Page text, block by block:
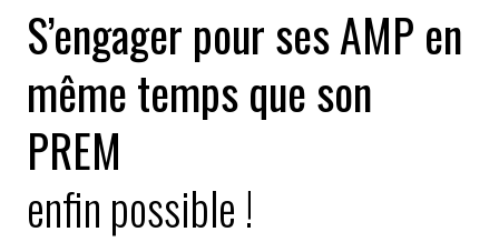
S’engager pour ses AMP en
même temps que son
PREM
enfin possible !